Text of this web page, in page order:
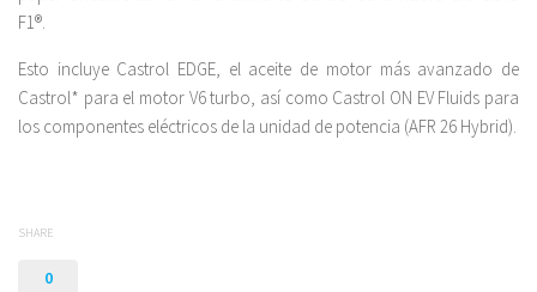
F1®.
Esto incluye Castrol EDGE, el aceite de motor más avanzado de
Castrol* para el motor V6 turbo, así como Castrol ON EV Fluids para
los componentes eléctricos de la unidad de potencia (AFR 26 Hybrid).
SHARE
0